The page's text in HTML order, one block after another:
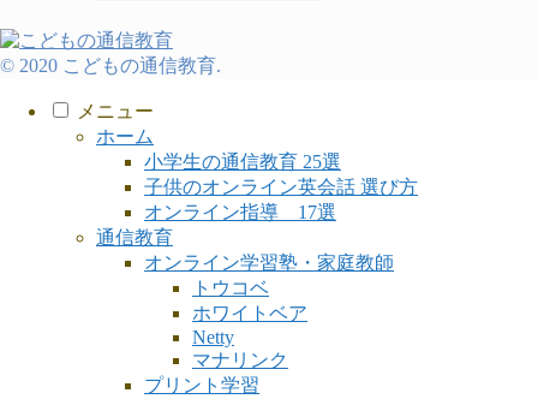
© 2020 こどもの通信教育.
メニュー
ホーム
小学生の通信教育 25選
子供のオンライン英会話 選び方
オンライン指導 17選
通信教育
オンライン学習塾・家庭教師
トウコベ
ホワイトベア
Netty
マナリンク
プリント学習